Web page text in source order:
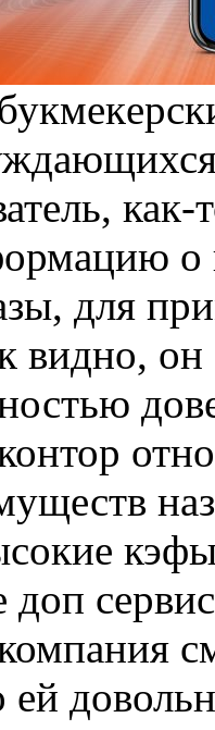
о
для
видно, он
доп
ей